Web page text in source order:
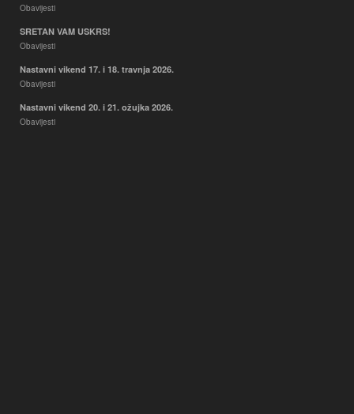
Obavijesti
SRETAN VAM USKRS!
Obavijesti
Nastavni vikend 17. i 18. travnja 2026.
Obavijesti
Nastavni vikend 20. i 21. ožujka 2026.
Obavijesti